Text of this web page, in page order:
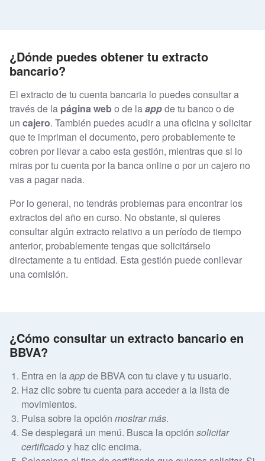
¿Dónde puedes obtener tu extracto
bancario?
El extracto de tu cuenta bancaria lo puedes consultar a
través de la página webo de laappde tu banco o de
un cajero. También puedes acudir a una oficina y solicitar
que te impriman el documento, pero probablemente te
cobren por llevar a cabo esta gestión, mientras que si lo
miras por tu cuenta por la banca online o por un cajero no
vas a pagar nada.
Por lo general, no tendrás problemas para encontrar los
extractos del año en curso. No obstante, si quieres
consultar algún extracto relativo a un período de tiempo
anterior, probablemente tengas que solicitárselo
directamente a tu entidad. Esta gestión puede conllevar
una comisión.
¿Cómo consultar un extracto bancario en
BBVA?
Entra en laappde BBVA con tu clave y tu usuario.
Haz clic sobre tu cuenta para acceder a la lista de
movimientos.
Pulsa sobre la opción mostrar más.
Se desplegará un menú. Busca la opción solicitar
certificadoy haz clic encima.